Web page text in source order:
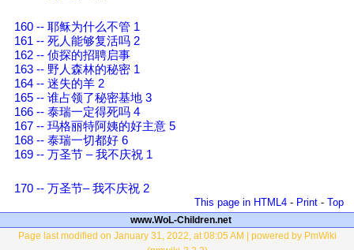
160 -- 耶稣为什么不管 1
161 -- 死人能够复活吗 2
162 -- 侦探的招聘启事
163 -- 野人森林的秘密 1
164 -- 迷失的羊 2
165 -- 谁占领了秘密基地 3
166 -- 泰瑞一定得死吗 4
167 -- 玛格丽特阿姨的好主意 5
168 -- 泰瑞一切都好 6
169 -- 万圣节 – 我不庆祝 1
170 -- 万圣节– 我不庆祝 2
This page in HTML4 - Print - Top
www.WoL-Children.net
Page last modified on January 31, 2022, at 08:05 AM | powered by PmWiki